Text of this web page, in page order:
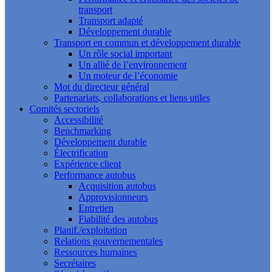
transport
Transport adapté
Développement durable
Transport en commun et développement durable
Un rôle social important
Un allié de l’environnement
Un moteur de l’économie
Mot du directeur général
Partenariats, collaborations et liens utiles
Comités sectoriels
Accessibilité
Benchmarking
Développement durable
Électrification
Expérience client
Performance autobus
Acquisition autobus
Approvisionneurs
Entretien
Fiabilité des autobus
Planif./exploitation
Relations gouvernementales
Ressources humaines
Secrétaires